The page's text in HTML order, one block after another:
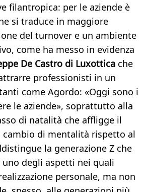
filantropica: per le aziende è
si traduce in maggiore
del turnover e un ambiente
come ha messo in evidenza
De Castro di Luxottica che
professionisti in un
come Agordo: «Oggi sono i
le aziende», soprattutto alla
di natalità che affligge il
cambio di mentalità rispetto al
la generazione Z che
degli aspetti nei quali
personale, ma non